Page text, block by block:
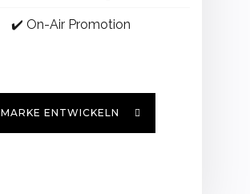
✔️ On-Air Promotion
MARKE ENTWICKELN